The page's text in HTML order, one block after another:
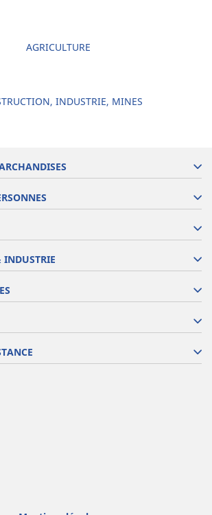
AGRICULTURE
INDUSTRIE, MINES
INDUSTRIE